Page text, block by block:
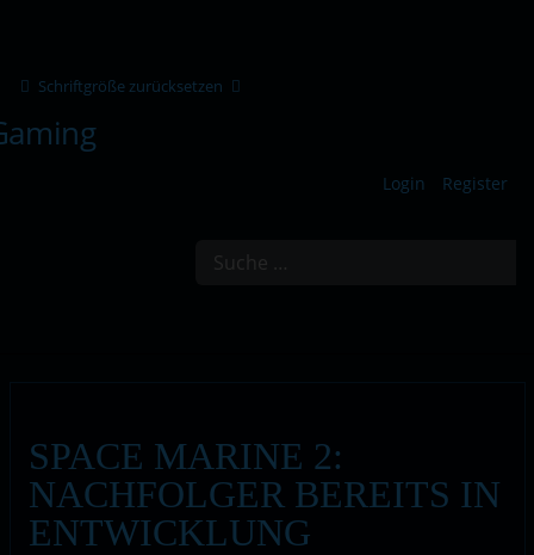
Schriftgröße zurücksetzen
Login Register
SPACE MARINE 2:
NACHFOLGER BEREITS IN
ENTWICKLUNG